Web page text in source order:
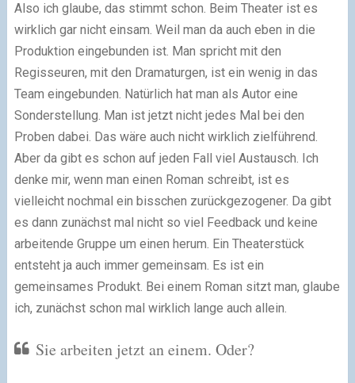
Also ich glaube, das stimmt schon. Beim Theater ist es
wirklich gar nicht einsam. Weil man da auch eben in die
Produktion eingebunden ist. Man spricht mit den
Regisseuren, mit den Dramaturgen, ist ein wenig in das
Team eingebunden. Natürlich hat man als Autor eine
Sonderstellung. Man ist jetzt nicht jedes Mal bei den
Proben dabei. Das wäre auch nicht wirklich zielführend.
Aber da gibt es schon auf jeden Fall viel Austausch. Ich
denke mir, wenn man einen Roman schreibt, ist es
vielleicht nochmal ein bisschen zurückgezogener. Da gibt
es dann zunächst mal nicht so viel Feedback und keine
arbeitende Gruppe um einen herum. Ein Theaterstück
entsteht ja auch immer gemeinsam. Es ist ein
gemeinsames Produkt. Bei einem Roman sitzt man, glaube
ich, zunächst schon mal wirklich lange auch allein.
Sie arbeiten jetzt an einem. Oder?